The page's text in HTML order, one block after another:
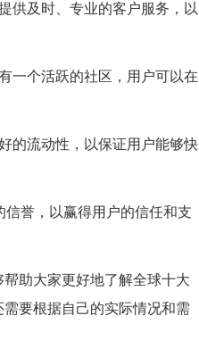
供及时、专业的客户服务，以
一个活跃的社区，用户可以在
的流动性，以保证用户能够快
誉，以赢得用户的信任和支
助大家更好地了解全球十大
要根据自己的实际情况和需